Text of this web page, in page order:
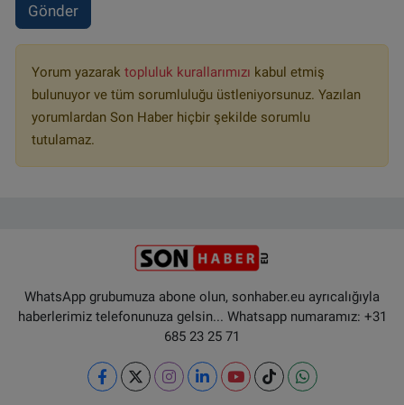
Gönder
Yorum yazarak topluluk kurallarımızı kabul etmiş
bulunuyor ve tüm sorumluluğu üstleniyorsunuz. Yazılan
yorumlardan Son Haber hiçbir şekilde sorumlu
tutulamaz.
WhatsApp grubumuza abone olun, sonhaber.eu ayrıcalığıyla
haberlerimiz telefonunuza gelsin... Whatsapp numaramız: +31
685 23 25 71